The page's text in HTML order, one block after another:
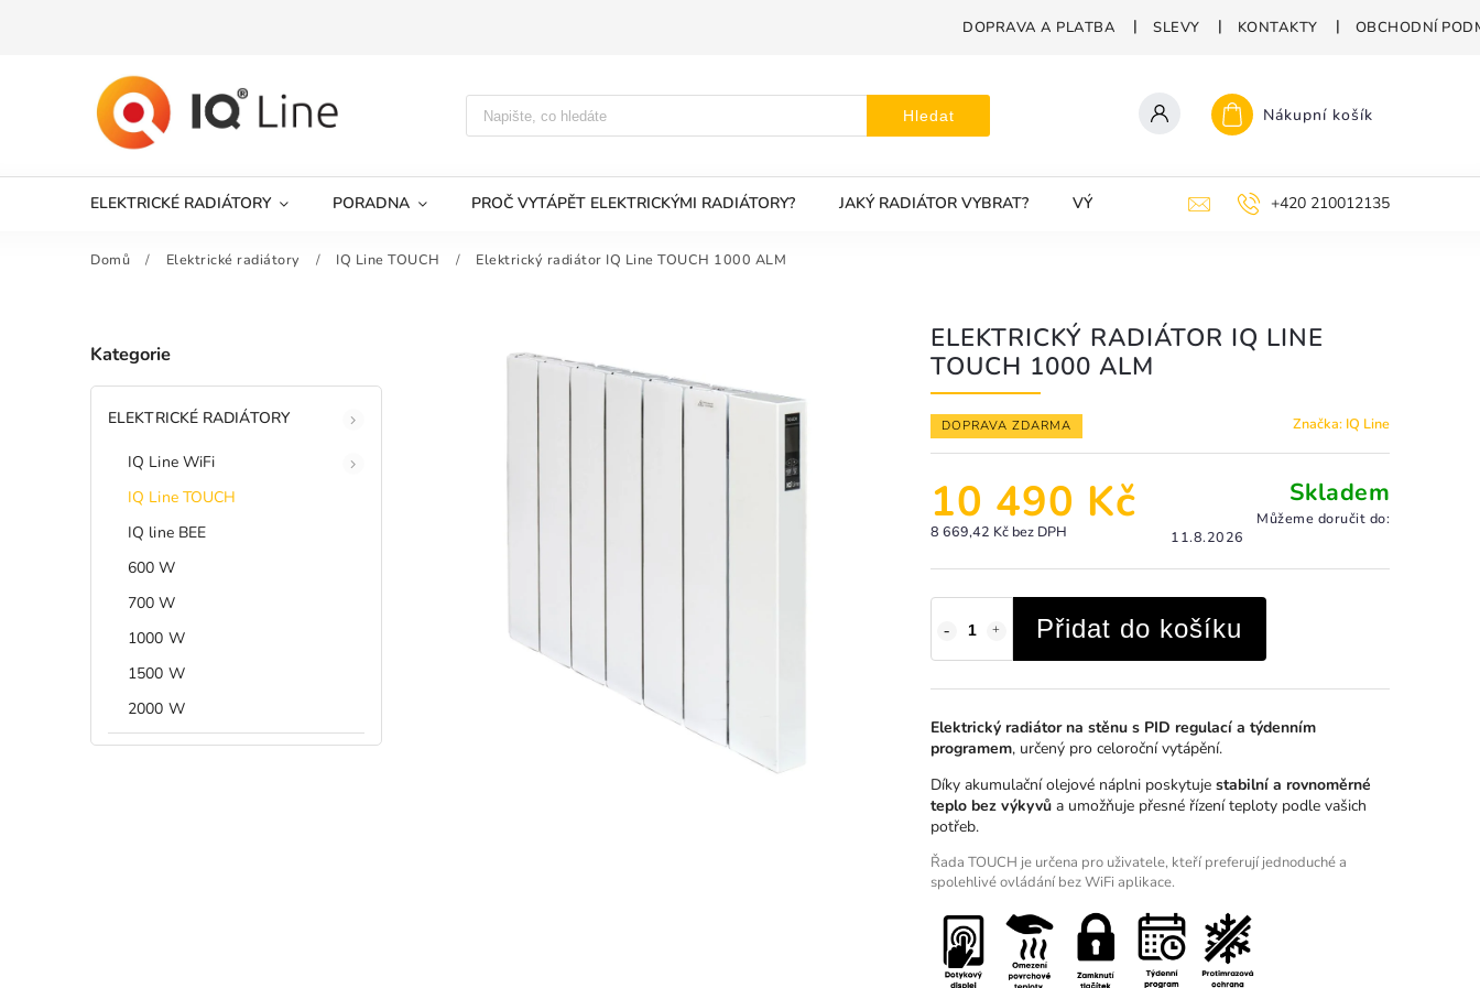
DOPRAVA A PLATBA SLEVY KONTAKTY OBCHODNÍ
Hledat Nákupní košík
ELEKTRICKÉ RADIÁTORY PORADNA PROČ VYTÁPĚT ELEKTRICKÝMI RADIÁTORY? JAKÝ RADIÁTOR VYBRAT? VÝPOČET VÝKONU A SPOTŘEBY+420 210012135
Domů / Elektrické radiátory / IQ Line TOUCH / Elektrický radiátor IQ Line TOUCH 1000 ALM
Kategorie
ELEKTRICKÉ RADIÁTORY
IQ Line WiFi
IQ Line TOUCH
IQ line BEE
600 W
700 W
1000 W
1500 W
2000 W
ELEKTRICKÝ RADIÁTOR IQ LINE
TOUCH 1000 ALM
DOPRAVA ZDARMA Značka: IQ Line
10 490 Kč
8 669,42 Kč bez DPH
Skladem
Můžeme doručit do:
11.8.2026
Přidat do košíku
Elektrický radiátor na stěnu s PID regulací a týdenním
programem, určený pro celoroční vytápění.
Díky akumulační olejové náplni poskytuje stabilní a rovnoměrné
teplo bez výkyvůa umožňuje přesné řízení teploty podle vašich
potřeb.
Řada TOUCH je určena pro uživatele, kteří preferují jednoduché a
spolehlivé ovládání bez WiFi aplikace.